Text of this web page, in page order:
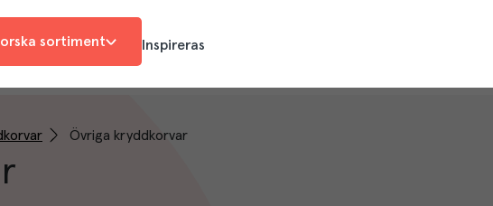
sortiment Inspireras
Övriga kryddkorvar